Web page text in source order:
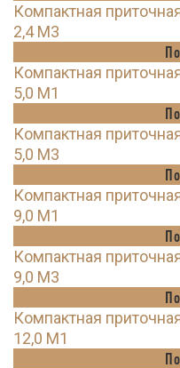
Компактная
2,4 M3
Компактная
5,0 M1
Компактная
5,0 M3
Компактная
9,0 M1
Компактная
9,0 M3
Компактная
12,0 M1